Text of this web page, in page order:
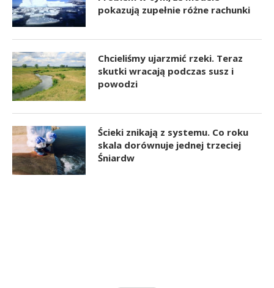
pokazują zupełnie różne rachunki
Chcieliśmy ujarzmić rzeki. Teraz
skutki wracają podczas susz i
powodzi
Ścieki znikają z systemu. Co roku
skala dorównuje jednej trzeciej
Śniardw